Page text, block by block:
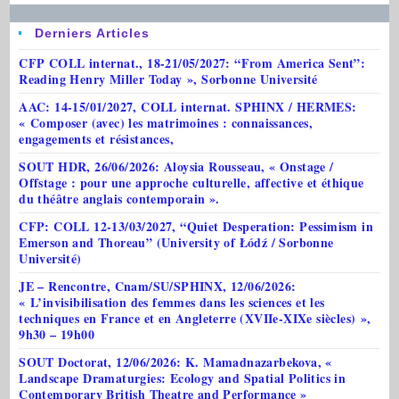
Derniers Articles
CFP COLL internat., 18-21/05/2027: “From America Sent”:
Reading Henry Miller Today », Sorbonne Université
AAC: 14-15/01/2027, COLL internat. SPHINX / HERMES:
« Composer (avec) les matrimoines : connaissances,
engagements et résistances,
SOUT HDR, 26/06/2026: Aloysia Rousseau, « Onstage /
Offstage : pour une approche culturelle, affective et éthique
du théâtre anglais contemporain ».
CFP: COLL 12-13/03/2027, “Quiet Desperation: Pessimism in
Emerson and Thoreau” (University of Łódź / Sorbonne
Université)
JE – Rencontre, Cnam/SU/SPHINX, 12/06/2026:
« L’invisibilisation des femmes dans les sciences et les
techniques en France et en Angleterre (XVIIe-XIXe siècles) »,
9h30 – 19h00
SOUT Doctorat, 12/06/2026: K. Mamadnazarbekova, «
Landscape Dramaturgies: Ecology and Spatial Politics in
Contemporary British Theatre and Performance »